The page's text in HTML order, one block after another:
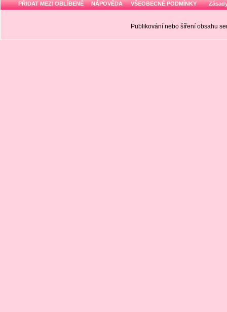
PŘIDAT MEZI OBLÍBENÉ NÁPOVĚDA VŠEOBECNÉ PODMÍNKY
Publikování nebo šíření obsahu